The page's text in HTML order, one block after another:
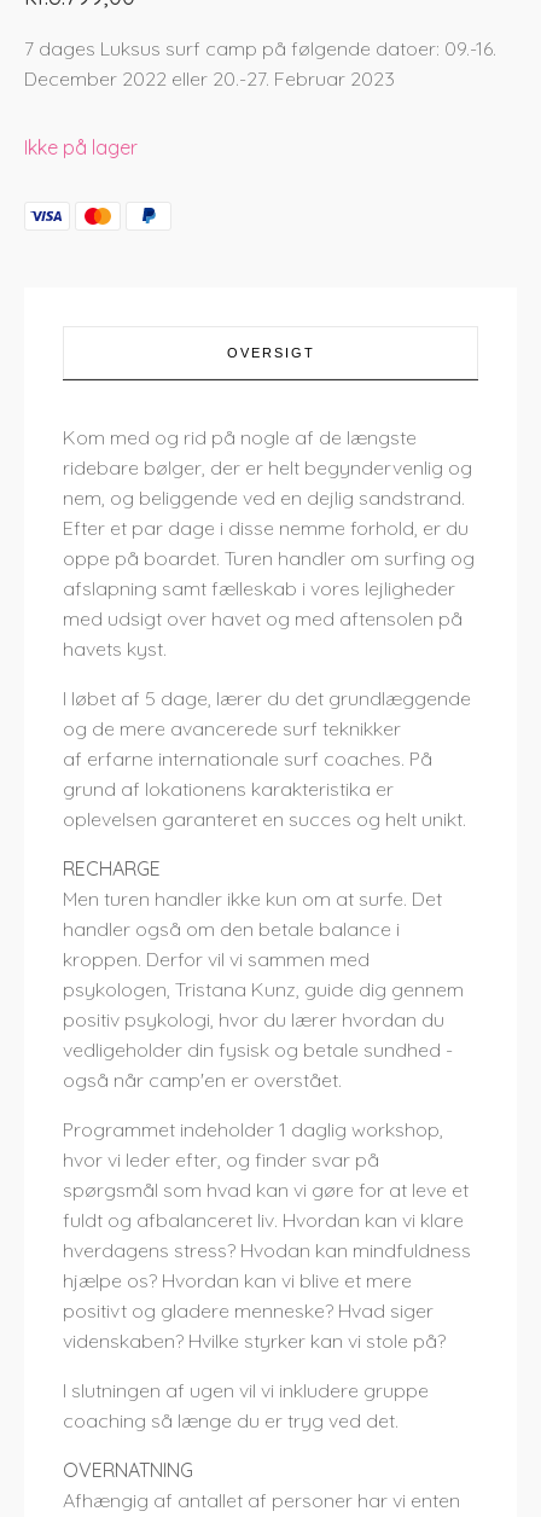
7 dages Luksus surf camp på følgende datoer: 09.-16.
December 2022 eller 20.-27. Februar 2023
Ikke på lager
OVERSIGT
Kom med og rid på nogle af ​​de længste
ridebare bølger, der er helt begyndervenlig og
nem, og beliggende ved en dejlig sandstrand.
Efter et par dage i disse nemme forhold, er du
oppe på boardet. Turen handler om surfing og
afslapning samt fælleskab i vores lejligheder
med udsigt over havet og med aftensolen på
havets kyst.
I løbet af 5 dage, lærer du det grundlæggende
og de mere avancerede surf teknikker
af erfarne internationale surf coaches. På
grund af lokationens karakteristika er
oplevelsen garanteret en ​​succes og helt unikt.
RECHARGE
Men turen handler ikke kun om at surfe. Det
handler også om den betale balance i
kroppen. Derfor vil vi sammen med
psykologen, Tristana Kunz, guide dig gennem
positiv psykologi, hvor du lærer hvordan du
vedligeholder din fysisk og betale sundhed -
også når camp'en er overstået.
Programmet indeholder 1 daglig workshop,
hvor vi leder efter, og finder svar på
spørgsmål som hvad kan vi gøre for at leve et
fuldt og afbalanceret liv. Hvordan kan vi klare
hverdagens stress? Hvodan kan mindfuldness
hjælpe os? Hvordan kan vi blive et mere
positivt og gladere menneske? Hvad siger
videnskaben? Hvilke styrker kan vi stole på?
I slutningen af ugen vil vi inkludere gruppe
coaching så længe du er tryg ved det.
OVERNATNING
Afhængig af antallet af personer har vi enten